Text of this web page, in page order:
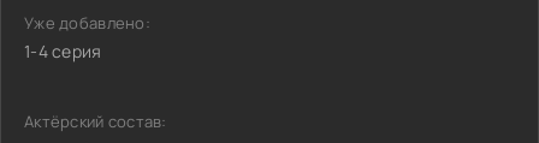
Уже добавлено:
1-4 серия
Актёрский состав: